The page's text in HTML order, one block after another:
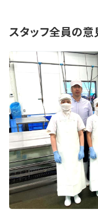
スタッフ全員の